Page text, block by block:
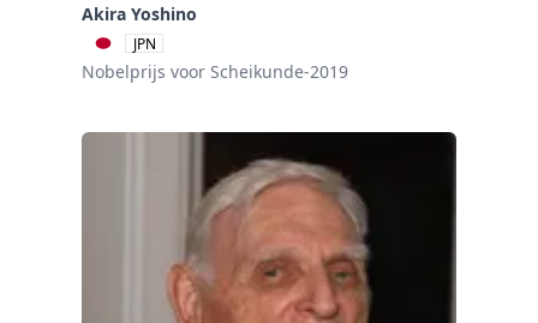
Akira Yoshino
JPN
Nobelprijs voor Scheikunde-2019